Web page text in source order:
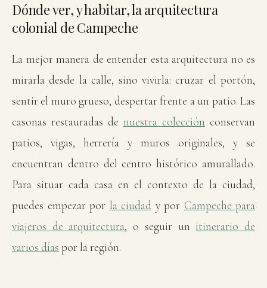
Dónde ver, y habitar, la arquitectura
colonial de Campeche
La mejor manera de entender esta arquitectura no es
mirarla desde la calle, sino vivirla: cruzar el portón,
sentir el muro grueso, despertar frente a un patio. Las
casonas restauradas de nuestra colección conservan
patios, vigas, herrería y muros originales, y se
encuentran dentro del centro histórico amurallado.
Para situar cada casa en el contexto de la ciudad,
puedes empezar por la ciudad y por Campeche para
viajeros de arquitectura, o seguir un itinerario de
varios días por la región.